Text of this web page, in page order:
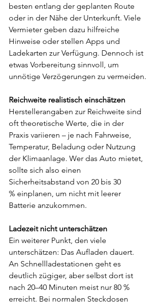
besten entlang der geplanten Route
oder in der Nähe der Unterkunft. Viele
Vermieter geben dazu hilfreiche
Hinweise oder stellen Apps und
Ladekarten zur Verfügung. Dennoch ist
etwas Vorbereitung sinnvoll, um
unnötige Verzögerungen zu vermeiden.
Reichweite realistisch einschätzen
Herstellerangaben zur Reichweite sind
oft theoretische Werte, die in der
Praxis variieren – je nach Fahrweise,
Temperatur, Beladung oder Nutzung
der Klimaanlage. Wer das Auto mietet,
sollte sich also einen
Sicherheitsabstand von 20 bis 30
% einplanen, um nicht mit leerer
Batterie anzukommen.
Ladezeit nicht unterschätzen
Ein weiterer Punkt, den viele
unterschätzen: Das Aufladen dauert.
An Schnellladestationen geht es
deutlich zügiger, aber selbst dort ist
nach 20–40 Minuten meist nur 80 %
erreicht. Bei normalen Steckdosen